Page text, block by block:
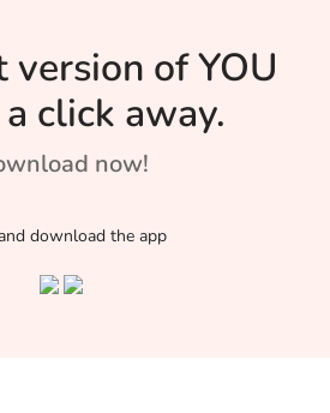
version of YOU
click away.
now!
download the app